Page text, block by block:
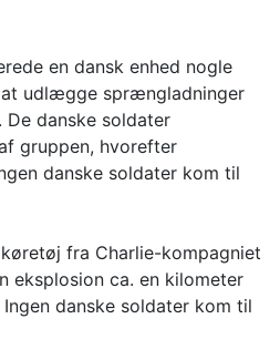
en dansk enhed nogle
udlægge sprængladninger
danske soldater
gruppen, hvorefter
danske soldater kom til
fra Charlie-kompagniet
eksplosion ca. en kilometer
danske soldater kom til